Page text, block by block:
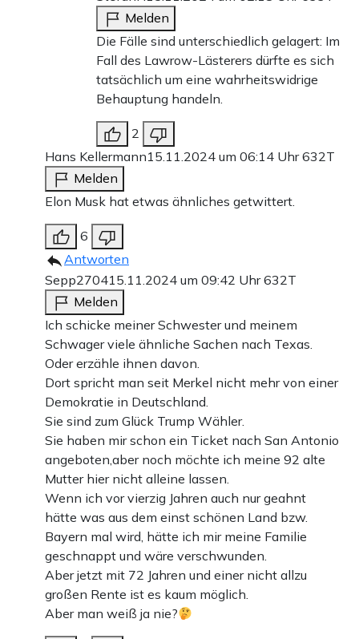
Melden
Die Fälle sind unterschiedlich gelagert: Im
Fall des Lawrow-Lästerers dürfte es sich
tatsächlich um eine wahrheitswidrige
Behauptung handeln.
2
Hans Kellermann15.11.2024 um 06:14 Uhr632T
Melden
Elon Musk hat etwas ähnliches getwittert.
6
Antworten
Sepp270415.11.2024 um 09:42 Uhr632T
Melden
Ich schicke meiner Schwester und meinem
Schwager viele ähnliche Sachen nach Texas.
Oder erzähle ihnen davon.
Dort spricht man seit Merkel nicht mehr von einer
Demokratie in Deutschland.
Sie sind zum Glück Trump Wähler.
Sie haben mir schon ein Ticket nach San Antonio
angeboten,aber noch möchte ich meine 92 alte
Mutter hier nicht alleine lassen.
Wenn ich vor vierzig Jahren auch nur geahnt
hätte was aus dem einst schönen Land bzw.
Bayern mal wird, hätte ich mir meine Familie
geschnappt und wäre verschwunden.
Aber jetzt mit 72 Jahren und einer nicht allzu
großen Rente ist es kaum möglich.
Aber man weiß ja nie?